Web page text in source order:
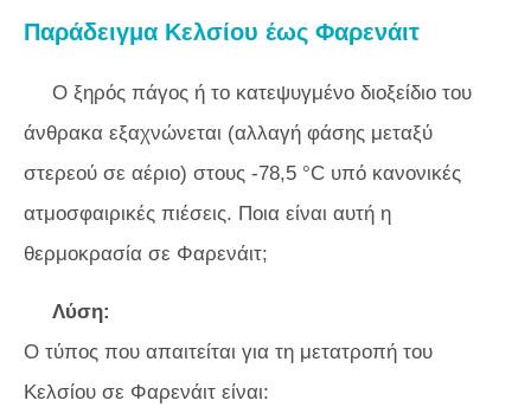
Παράδειγμα Κελσίου έως Φαρενάιτ
Ο ξηρός πάγος ή το κατεψυγμένο διοξείδιο του
άνθρακα εξαχνώνεται (αλλαγή φάσης μεταξύ
στερεού σε αέριο) στους -78,5 °C υπό κανονικές
ατμοσφαιρικές πιέσεις. Ποια είναι αυτή η
θερμοκρασία σε Φαρενάιτ;
Λύση:
Ο τύπος που απαιτείται για τη μετατροπή του
Κελσίου σε Φαρενάιτ είναι: